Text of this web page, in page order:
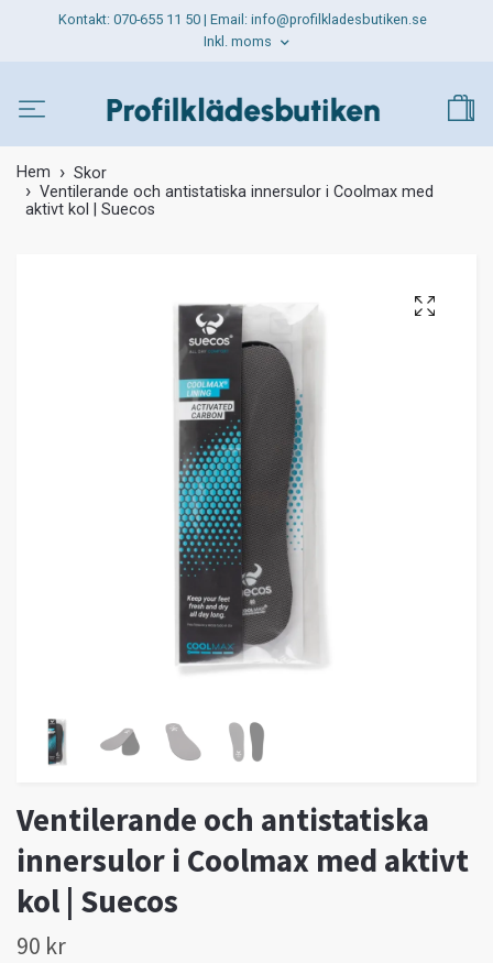
Kontakt: 070-655 11 50 | Email: info@profilkladesbutiken.se
Inkl. moms
Hem
Skor
Ventilerande och antistatiska innersulor i Coolmax med
aktivt kol | Suecos
Ventilerande och antistatiska
innersulor i Coolmax med aktivt
kol | Suecos
90 kr